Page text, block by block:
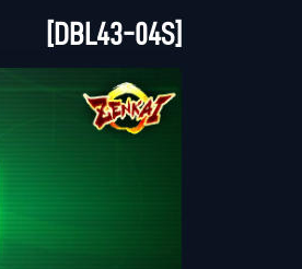
[DBL43-04S]